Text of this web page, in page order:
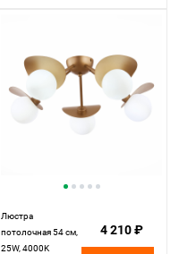
Люстра
потолочная 54 см,
25W, 4000K
4 210 ₽